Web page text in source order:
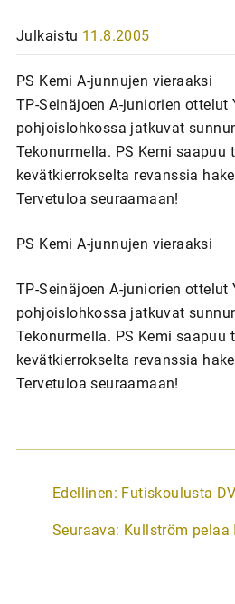
Julkaistu 11.8.2005
PS Kemi A-junnujen vieraaksi
TP-Seinäjoen A-juniorien ottelut
pohjoislohkossa jatkuvat
Tekonurmella. PS Kemi saapuu
kevätkierrokselta revanssia
Tervetuloa seuraamaan!
PS Kemi A-junnujen vieraaksi
TP-Seinäjoen A-juniorien ottelut
pohjoislohkossa jatkuvat
Tekonurmella. PS Kemi saapuu
kevätkierrokselta revanssia
Tervetuloa seuraamaan!
A
t
Edellinen: Futiskoulusta
Seuraava: Kullström pelaa